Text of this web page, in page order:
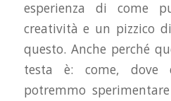
esperienza di come
creatività e un pizzico
questo. Anche perché
testa è: come, dove
potremmo